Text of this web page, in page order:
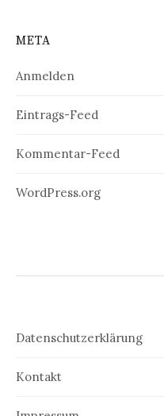
META
Anmelden
Eintrags-Feed
Kommentar-Feed
WordPress.org
Datenschutzerklärung
Kontakt